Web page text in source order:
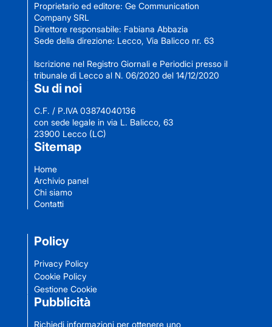
Proprietario ed editore: Ge Communication
Company SRL
Direttore responsabile: Fabiana Abbazia
Sede della direzione: Lecco, Via Balicco nr. 63
Iscrizione nel Registro Giornali e Periodici presso il
tribunale di Lecco al N. 06/2020 del 14/12/2020
Su di noi
C.F. / P.IVA 03874040136
con sede legale in via L. Balicco, 63
23900 Lecco (LC)
Sitemap
Home
Archivio panel
Chi siamo
Contatti
Policy
Privacy Policy
Cookie Policy
Gestione Cookie
Pubblicità
Richiedi informazioni per ottenere uno